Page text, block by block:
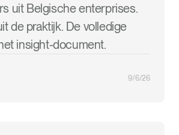
uit Belgische enterprises.
de praktijk. De volledige
insight-document.
9/6/26